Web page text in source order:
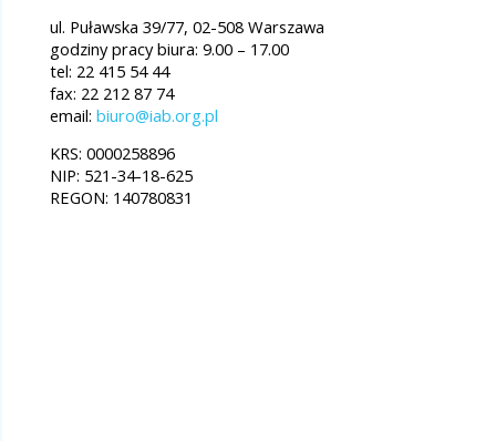
ul. Puławska 39/77, 02-508 Warszawa
godziny pracy biura: 9.00 – 17.00
tel: 22 415 54 44
fax: 22 212 87 74
email: biuro@iab.org.pl
KRS: 0000258896
NIP: 521-34-18-625
REGON: 140780831